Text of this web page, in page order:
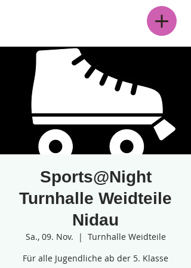
Sports@Night
Turnhalle Weidteile
Nidau
Sa., 09. Nov.
  |
Turnhalle Weidteile
Für alle Jugendliche ab der 5. Klasse